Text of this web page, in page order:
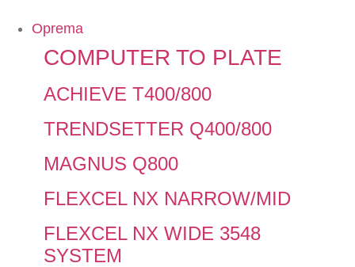
Oprema
COMPUTER TO PLATE
ACHIEVE T400/800
TRENDSETTER Q400/800
MAGNUS Q800
FLEXCEL NX NARROW/MID
FLEXCEL NX WIDE 3548
SYSTEM